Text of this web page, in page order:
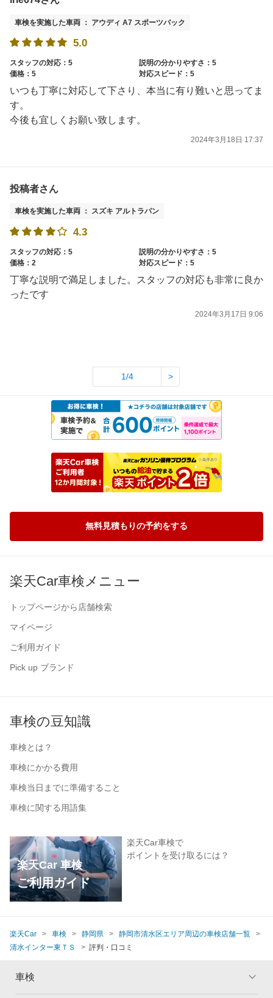
車検を実施した車両 ： アウディ A7 スポーツバック
5.0
スタッフの対応：5
説明の分かりやすさ：5
価格：5
対応スピード：5
いつも丁寧に対応して下さり、本当に有り難いと思ってま
す。
今後も宜しくお願い致します。
2024年3月18日 17:37
投稿者さん
車検を実施した車両 ： スズキ アルトラパン
4.3
スタッフの対応：5
説明の分かりやすさ：5
価格：2
対応スピード：5
丁寧な説明で満足しました。スタッフの対応も非常に良か
ったです
2024年3月17日 9:06
1/4 >
無料見積もりの予約をする
楽天Car車検メニュー
トップページから店舗検索
マイページ
ご利用ガイド
Pick up ブランド
車検の豆知識
車検とは？
車検にかかる費用
車検当日までに準備すること
車検に関する用語集
楽天Car 車検
ご利用ガイド
楽天Car車検で
ポイントを受け取るには？
楽天Car 車検 静岡県
静岡市清水区エリア周辺の車検店舗一覧
清水インター東ＴＳ
評判・口コミ
車検